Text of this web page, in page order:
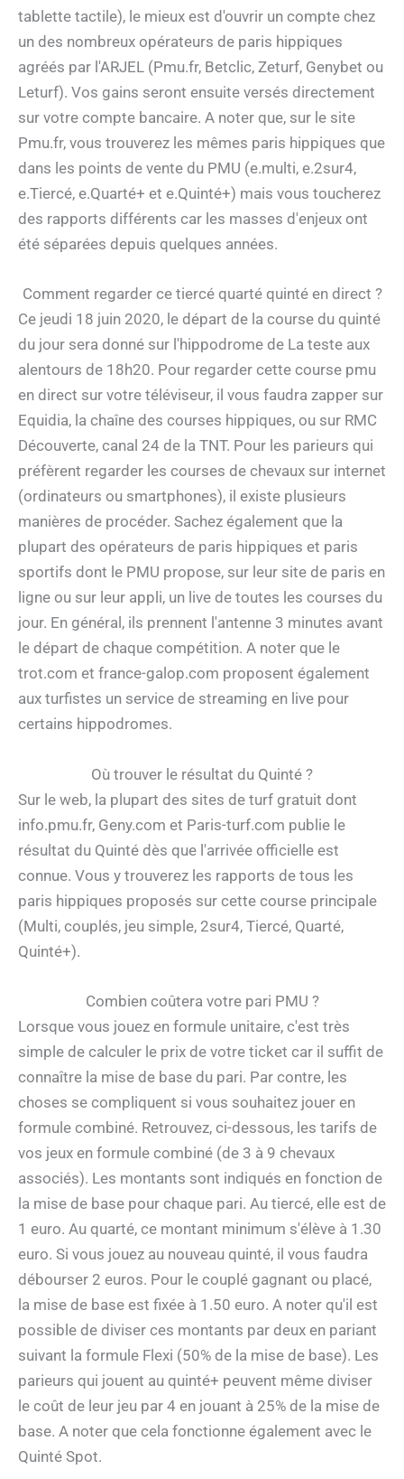
tablette tactile), le mieux est d'ouvrir un compte chez
un des nombreux opérateurs de paris hippiques
agréés par l'ARJEL (Pmu.fr, Betclic, Zeturf, Genybet ou
Leturf). Vos gains seront ensuite versés directement
sur votre compte bancaire. A noter que, sur le site
Pmu.fr, vous trouverez les mêmes paris hippiques que
dans les points de vente du PMU (e.multi, e.2sur4,
e.Tiercé, e.Quarté+ et e.Quinté+) mais vous toucherez
des rapports différents car les masses d'enjeux ont
été séparées depuis quelques années.
Comment regarder ce tiercé quarté quinté en direct ?
Ce jeudi 18 juin 2020, le départ de la course du quinté
du jour sera donné sur l'hippodrome de La teste aux
alentours de 18h20. Pour regarder cette course pmu
en direct sur votre téléviseur, il vous faudra zapper sur
Equidia, la chaîne des courses hippiques, ou sur RMC
Découverte, canal 24 de la TNT. Pour les parieurs qui
préfèrent regarder les courses de chevaux sur internet
(ordinateurs ou smartphones), il existe plusieurs
manières de procéder. Sachez également que la
plupart des opérateurs de paris hippiques et paris
sportifs dont le PMU propose, sur leur site de paris en
ligne ou sur leur appli, un live de toutes les courses du
jour. En général, ils prennent l'antenne 3 minutes avant
le départ de chaque compétition. A noter que le
trot.com et france-galop.com proposent également
aux turfistes un service de streaming en live pour
certains hippodromes.
Où trouver le résultat du Quinté ?
Sur le web, la plupart des sites de turf gratuit dont
info.pmu.fr, Geny.com et Paris-turf.com publie le
résultat du Quinté dès que l'arrivée officielle est
connue. Vous y trouverez les rapports de tous les
paris hippiques proposés sur cette course principale
(Multi, couplés, jeu simple, 2sur4, Tiercé, Quarté,
Quinté+).
Combien coûtera votre pari PMU ?
Lorsque vous jouez en formule unitaire, c'est très
simple de calculer le prix de votre ticket car il suffit de
connaître la mise de base du pari. Par contre, les
choses se compliquent si vous souhaitez jouer en
formule combiné. Retrouvez, ci-dessous, les tarifs de
vos jeux en formule combiné (de 3 à 9 chevaux
associés). Les montants sont indiqués en fonction de
la mise de base pour chaque pari. Au tiercé, elle est de
1 euro. Au quarté, ce montant minimum s'élève à 1.30
euro. Si vous jouez au nouveau quinté, il vous faudra
débourser 2 euros. Pour le couplé gagnant ou placé,
la mise de base est fixée à 1.50 euro. A noter qu'il est
possible de diviser ces montants par deux en pariant
suivant la formule Flexi (50% de la mise de base). Les
parieurs qui jouent au quinté+ peuvent même diviser
le coût de leur jeu par 4 en jouant à 25% de la mise de
base. A noter que cela fonctionne également avec le
Quinté Spot.